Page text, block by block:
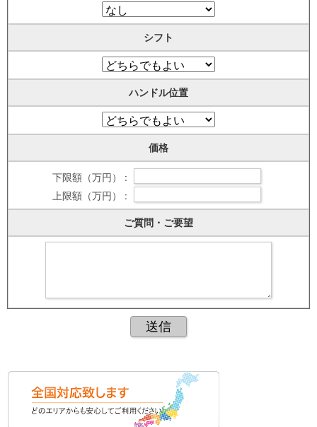
シフト
ハンドル位置
価格
下限額（万円） :
上限額（万円） :
ご質問・ご要望